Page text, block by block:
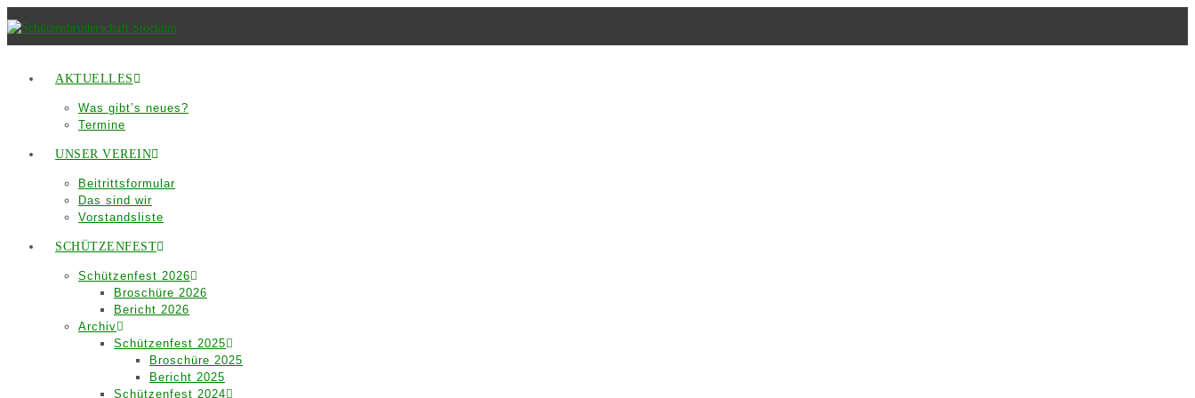
Inhalt
springen
AKTUELLES
Was gibt’s neues?
Termine
UNSER VEREIN
Beitrittsformular
Das sind wir
Vorstandsliste
SCHÜTZENFEST
Schützenfest 2026
Broschüre 2026
Bericht 2026
Archiv
Schützenfest 2025
Broschüre 2025
Bericht 2025
Schützenfest 2024